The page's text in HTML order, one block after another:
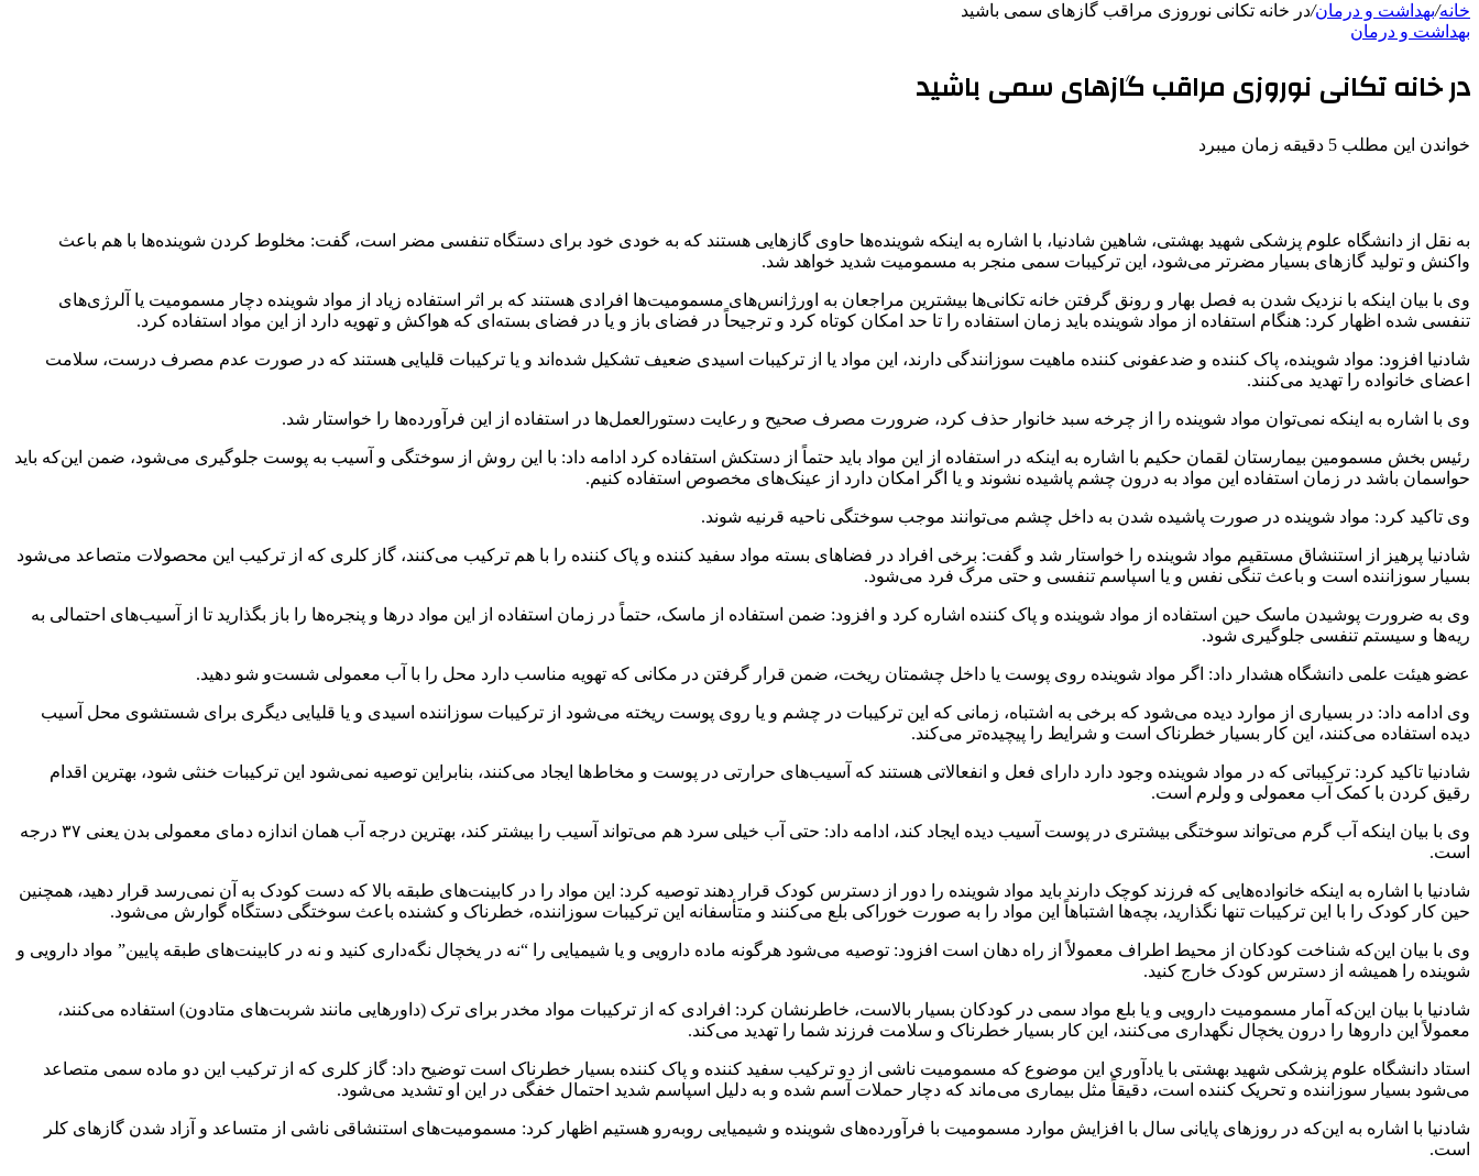
خانه/بهداشت و درمان/در خانه تکانی نوروزی مراقب گازهای سمی باشید
بهداشت و درمان
در خانه تکانی نوروزی مراقب گازهای سمی باشید
خواندن این مطلب 5 دقیقه زمان میبرد
به نقل از دانشگاه علوم پزشکی شهید بهشتی، شاهین شادنیا، با اشاره به اینکه شوینده‌ها حاوی گازهایی هستند که به خودی خود برای دستگاه تنفسی مضر است، گفت: مخلوط کردن شوینده‌ها با هم باعث
واکنش و تولید گازهای بسیار مضرتر می‌شود، این ترکیبات سمی منجر به مسمومیت شدید خواهد شد.
وی با بیان اینکه با نزدیک شدن به فصل بهار و رونق گرفتن خانه تکانی‌ها بیشترین مراجعان به اورژانس‌های مسمومیت‌ها افرادی هستند که بر اثر استفاده زیاد از مواد شوینده دچار مسمومیت یا آلرژی‌های
تنفسی شده اظهار کرد: هنگام استفاده از مواد شوینده باید زمان استفاده را تا حد امکان کوتاه کرد و ترجیحاً در فضای باز و یا در فضای بسته‌ای که هواکش و تهویه دارد از این مواد استفاده کرد.
شادنیا افزود: مواد شوینده، پاک کننده و ضدعفونی کننده ماهیت سوزانندگی دارند، این مواد یا از ترکیبات اسیدی ضعیف تشکیل شده‌اند و یا ترکیبات قلیایی هستند که در صورت عدم مصرف درست، سلامت
اعضای خانواده را تهدید می‌کنند.
وی با اشاره به اینکه نمی‌توان مواد شوینده را از چرخه سبد خانوار حذف کرد، ضرورت مصرف صحیح و رعایت دستورالعمل‌ها در استفاده از این فرآورده‌ها را خواستار شد.
رئیس بخش مسمومین بیمارستان لقمان حکیم با اشاره به اینکه در استفاده از این مواد باید حتماً از دستکش استفاده کرد ادامه داد: با این روش از سوختگی و آسیب به پوست جلوگیری می‌شود، ضمن این‌که باید
حواسمان باشد در زمان استفاده این مواد به درون چشم پاشیده نشوند و یا اگر امکان دارد از عینک‌های مخصوص استفاده کنیم.
وی تاکید کرد: مواد شوینده در صورت پاشیده شدن به داخل چشم می‌توانند موجب سوختگی ناحیه قرنیه شوند.
شادنیا پرهیز از استنشاق مستقیم مواد شوینده را خواستار شد و گفت: برخی افراد در فضاهای بسته مواد سفید کننده و پاک کننده را با هم ترکیب می‌کنند، گاز کلری که از ترکیب این محصولات متصاعد می‌شود
بسیار سوزاننده است و باعث تنگی نفس و یا اسپاسم تنفسی و حتی مرگ فرد می‌شود.
وی به ضرورت پوشیدن ماسک حین استفاده از مواد شوینده و پاک کننده اشاره کرد و افزود: ضمن استفاده از ماسک، حتماً در زمان استفاده از این مواد درها و پنجره‌ها را باز بگذارید تا از آسیب‌های احتمالی به
ریه‌ها و سیستم تنفسی جلوگیری شود.
عضو هیئت علمی دانشگاه هشدار داد: اگر مواد شوینده روی پوست یا داخل چشمتان ریخت، ضمن قرار گرفتن در مکانی که تهویه مناسب دارد محل را با آب معمولی شست‌و شو دهید.
وی ادامه داد: در بسیاری از موارد دیده می‌شود که برخی به اشتباه، زمانی‎ که این ترکیبات در چشم و یا روی پوست ریخته می‌شود از ترکیبات سوزاننده اسیدی و یا قلیایی دیگری برای شستشوی محل آسیب
دیده استفاده می‌کنند، این کار بسیار خطرناک است و شرایط را پیچیده‌تر می‌کند.
شادنیا تاکید کرد: ترکیباتی که در مواد شوینده وجود دارد دارای فعل و انفعالاتی هستند که آسیب‌های حرارتی در پوست و مخاط‌ها ایجاد می‌کنند، بنابراین توصیه نمی‌شود این ترکیبات خنثی شود، بهترین اقدام
رقیق کردن با کمک آب معمولی و ولرم است.
وی با بیان اینکه آب گرم می‌تواند سوختگی بیشتری در پوست آسیب دیده ایجاد کند، ادامه داد: حتی آب خیلی سرد هم می‌تواند آسیب را بیشتر کند، بهترین درجه آب همان اندازه دمای معمولی بدن یعنی ۳۷ درجه
است.
شادنیا با اشاره به اینکه خانواده‌هایی که فرزند کوچک دارند باید مواد شوینده را دور از دسترس کودک قرار دهند توصیه کرد: این مواد را در کابینت‌های طبقه بالا که دست کودک به آن نمی‌رسد قرار دهید، همچنین
حین کار کودک را با این ترکیبات تنها نگذارید، بچه‌ها اشتباهاً این مواد را به صورت خوراکی بلع می‌کنند و متأسفانه این ترکیبات سوزاننده، خطرناک و کشنده باعث سوختگی دستگاه گوارش می‌شود.
وی با بیان این‌که شناخت کودکان از محیط اطراف معمولاً از راه دهان است افزود: توصیه می‌شود هرگونه ماده دارویی و یا شیمیایی را “نه در یخچال نگه‌داری کنید و نه در کابینت‌های طبقه پایین” مواد دارویی و
شوینده را همیشه از دسترس کودک خارج کنید.
شادنیا با بیان این‌که آمار مسمومیت دارویی و یا بلع مواد سمی در کودکان بسیار بالاست، خاطرنشان کرد: افرادی که از ترکیبات مواد مخدر برای ترک (داورهایی مانند شربت‌های متادون) استفاده می‌کنند،
معمولاً این داروها را درون یخچال نگهداری می‌کنند، این کار بسیار خطرناک و سلامت فرزند شما را تهدید می‌کند.
استاد دانشگاه علوم پزشکی شهید بهشتی با یادآوری این موضوع که مسمومیت ناشی از دو ترکیب سفید کننده و پاک کننده بسیار خطرناک است توضیح داد: گاز کلری که از ترکیب این دو ماده سمی متصاعد
می‌شود بسیار سوزاننده و تحریک کننده است، دقیقاً مثل بیماری می‌ماند که دچار حملات آسم شده و به دلیل اسپاسم شدید احتمال خفگی در این او تشدید می‌شود.
شادنیا با اشاره به این‌که در روزهای پایانی سال با افزایش موارد مسمومیت با فرآورده‌های شوینده و شیمیایی روبه‌رو هستیم اظهار کرد: مسمومیت‌های استنشاقی ناشی از متساعد و آزاد شدن گازهای کلر
است.